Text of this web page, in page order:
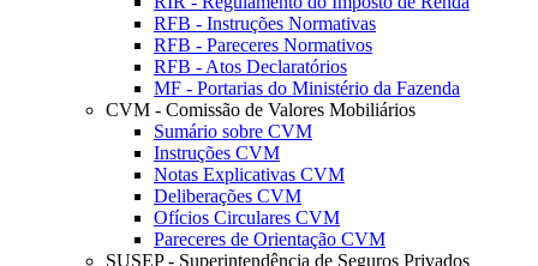
RFB - Instruções Normativas
RFB - Pareceres Normativos
RFB - Atos Declaratórios
MF - Portarias do Ministério da Fazenda
CVM - Comissão de Valores Mobiliários
Sumário sobre CVM
Instruções CVM
Notas Explicativas CVM
Deliberações CVM
Ofícios Circulares CVM
Pareceres de Orientação CVM
SUSEP - Superintendência de Seguros Privados